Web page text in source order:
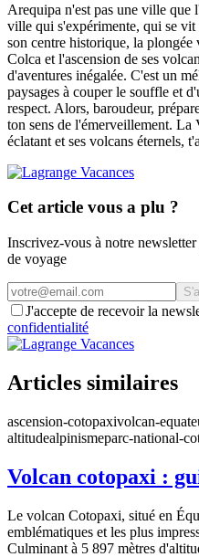
Arequipa n'est pas une ville que
ville qui s'expérimente, qui se
son centre historique, la
Colca et l'ascension de ses
d'aventures inégalée. C'est un
paysages à couper le souffle et
respect. Alors, baroudeur,
ton sens de l'émerveillement.
éclatant et ses volcans éternels,
Cet article vous a plu ?
Inscrivez-vous à notre
de voyage
J'accepte de recevoir la
confidentialité
Articles similaires
ascension-cotopaxivolcan-
altitudealpinismeparc-national-
Volcan cotopaxi :
Le volcan Cotopaxi, situé en
emblématiques et les plus
Culminant à 5 897 mètres